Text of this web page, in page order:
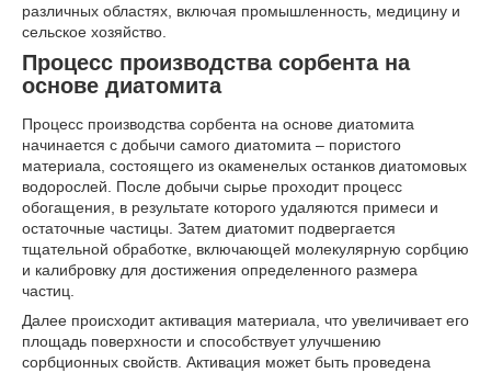
различных областях, включая промышленность, медицину и
сельское хозяйство.
Процесс производства сорбента на
основе диатомита
Процесс производства сорбента на основе диатомита
начинается с добычи самого диатомита – пористого
материала, состоящего из окаменелых останков диатомовых
водорослей. После добычи сырье проходит процесс
обогащения, в результате которого удаляются примеси и
остаточные частицы. Затем диатомит подвергается
тщательной обработке, включающей молекулярную сорбцию
и калибровку для достижения определенного размера
частиц.
Далее происходит активация материала, что увеличивает его
площадь поверхности и способствует улучшению
сорбционных свойств. Активация может быть проведена